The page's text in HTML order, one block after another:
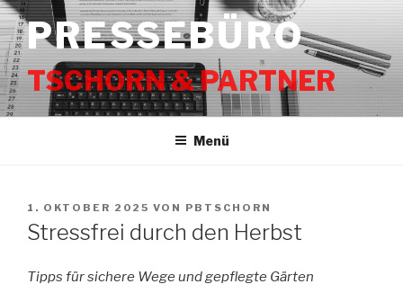
Zum
Inhalt
springenPRESSEBÜRO
TSCHORN & PARTNER
Menü
VERÖFFENTLICHT
AM
1. OKTOBER 2025 VON PBTSCHORN
Stressfrei durch den Herbst
Tipps für sichere Wege und gepflegte Gärten